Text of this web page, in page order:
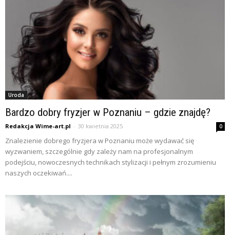
Uroda
Bardzo dobry fryzjer w Poznaniu – gdzie znajdę?
Redakcja Wime-art.pl - 30 kwietnia 2025 0
Znalezienie dobrego fryzjera w Poznaniu może wydawać się
wyzwaniem, szczególnie gdy zależy nam na profesjonalnym
podejściu, nowoczesnych technikach stylizacji i pełnym zrozumieniu
naszych oczekiwań....